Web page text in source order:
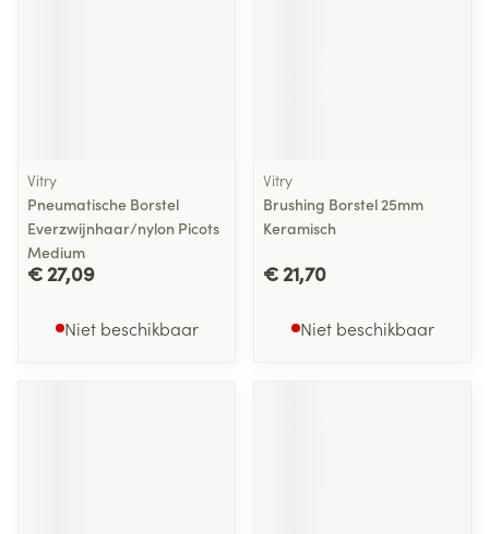
Vitry
Pneumatische Borstel
Everzwijnhaar/nylon Picots
Medium
€ 27,09
Niet beschikbaar
Vitry
Brushing Borstel 25mm
Keramisch
€ 21,70
Niet beschikbaar